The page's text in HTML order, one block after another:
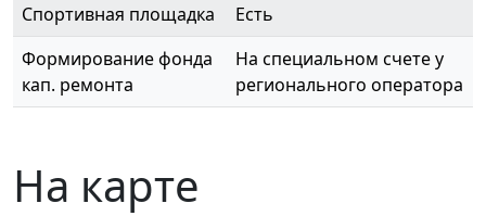
Спортивная площадка
Есть
Формирование фонда
кап. ремонта
На специальном счете у
регионального оператора
На карте